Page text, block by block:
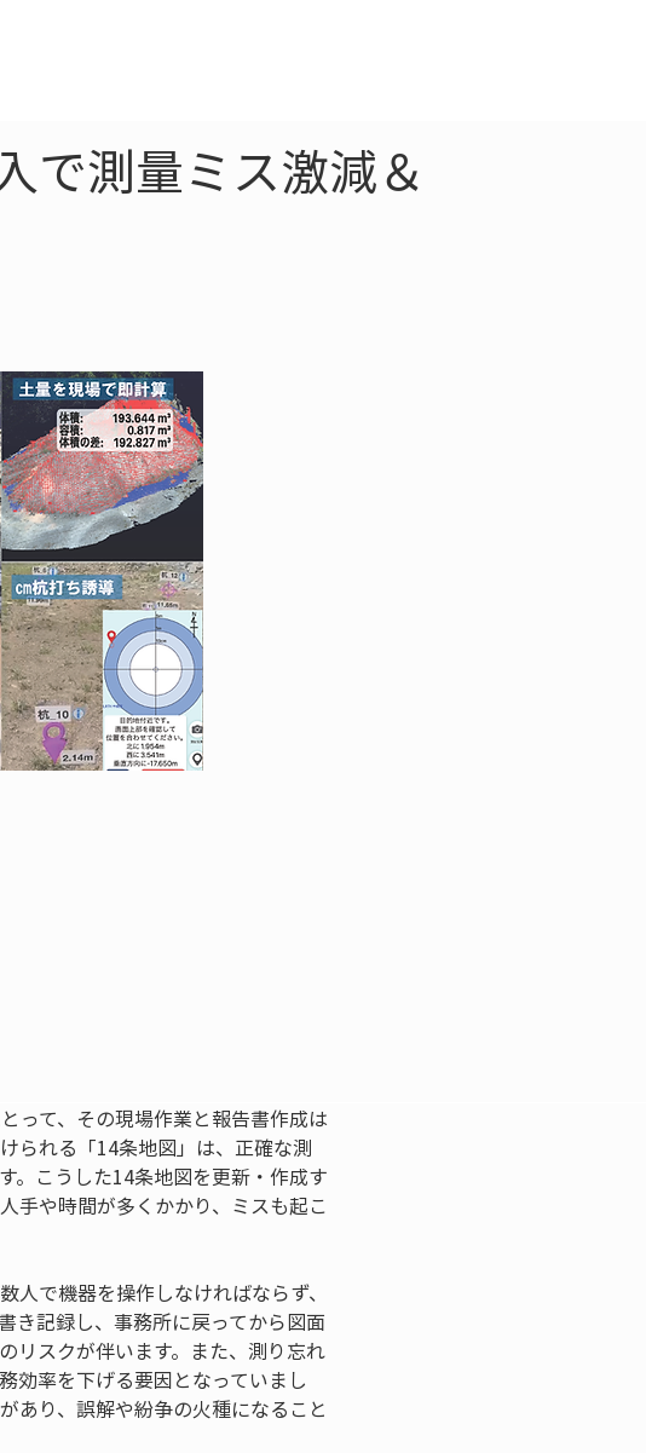
で測量ミス激減＆
って、その現場作業と報告書作成は
られる「14条地図」は、正確な測
。こうした14条地図を更新・作成す
手や時間が多くかかり、ミスも起こ
で機器を操作しなければならず、
き記録し、事務所に戻ってから図面
リスクが伴います。また、測り忘れ
効率を下げる要因となっていまし
あり、誤解や紛争の火種になること